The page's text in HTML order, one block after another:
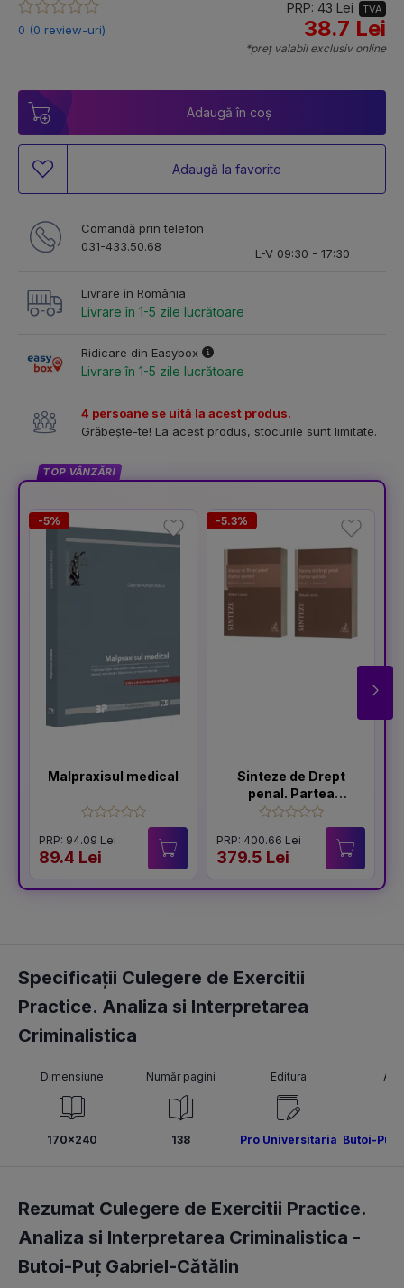
0 (0 review-uri)
PRP: 43 Lei TVA
38.7 Lei
*preț valabil exclusiv online
Adaugă în coș
Adaugă la favorite
Comandă prin telefon
031-433.50.68
L-V 09:30 - 17:30
Livrare în România
Livrare în 1-5 zile lucrătoare
Ridicare din Easybox
Livrare în 1-5 zile lucrătoare
4 persoane se uită la acest produs.
Grăbește-te! La acest produs, stocurile sunt limitate.
TOP VÂNZĂRI
-5%
Malpraxisul medical
PRP: 94.09 Lei
89.4 Lei
-5.3%
Sinteze de Drept
penal. Partea
speciala Vol.1 +
Vol.2 (editia a 6-a)
PRP: 400.66 Lei
379.5 Lei
Specificații Culegere de Exercitii
Practice. Analiza si Interpretarea
Criminalistica
Dimensiune
170x240
Număr pagini
138
Editura
Pro Universitaria Butoi-Puț
Rezumat Culegere de Exercitii Practice.
Analiza si Interpretarea Criminalistica -
Butoi-Puț Gabriel-Cătălin